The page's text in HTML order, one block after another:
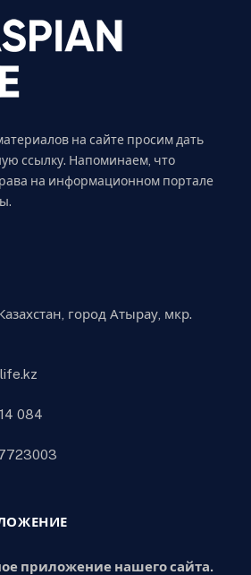
на сайте просим дать
ссылку. Напоминаем, что
на информационном портале
город Атырау, мкр.
084
приложение нашего сайта.